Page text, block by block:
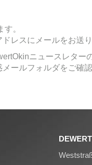
。
レスにメールをお送り
ニュースレター
ールフォルダをご確認